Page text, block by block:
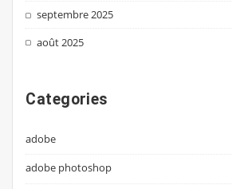
septembre 2025
août 2025
Categories
adobe
adobe photoshop